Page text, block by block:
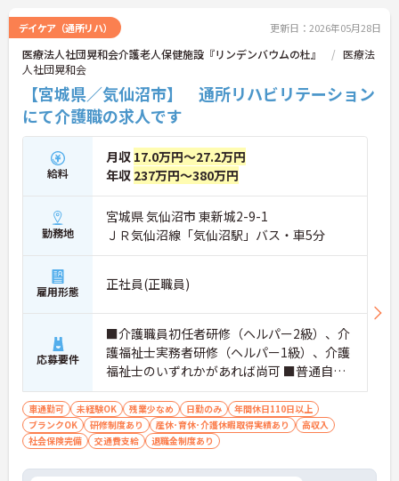
デイケア（通所リハ） 更新日：2026年05月28日
医療法人社団晃和会介護老人保健施設『リンデンバウムの杜』
医療法
人社団晃和会
【宮城県／気仙沼市】 通所リハビリテーション
にて介護職の求人です
給料
月収 17.0万円～27.2万円
年収 237万円～380万円
勤務地
宮城県 気仙沼市 東新城2-9-1
ＪＲ気仙沼線「気仙沼駅」バス・車5分
雇用形態 正社員(正職員)
応募要件
■介護職員初任者研修（ヘルパー2級）、介
護福祉士実務者研修（ヘルパー1級）、介護
福祉士のいずれかがあれば尚可 ■普通自動
車運転免許（AT車限定可） ※未経験相談可
車通勤可 未経験OK 残業少なめ 日勤のみ
年間休日110日以上
ブランクOK
研修制度あり 産休･育休･介護休暇取得実績あり
高収入
社会保険完備
交通費支給 退職金制度あり